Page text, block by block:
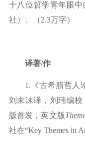
十八位哲学青年眼
社）。（2.3万字）
译著/作
1.《古希腊哲人
刘未沫译，刘玮编
版首发 ，英文版
社在“Key Themes in